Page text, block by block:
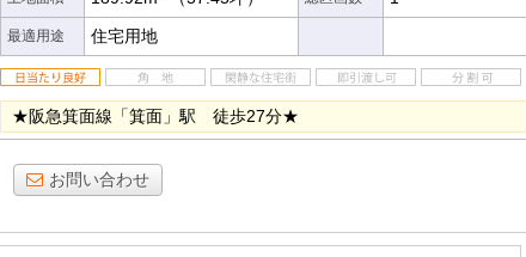
最適用途 住宅用地
★阪急箕面線「箕面」駅 徒歩27分★
お問い合わせ